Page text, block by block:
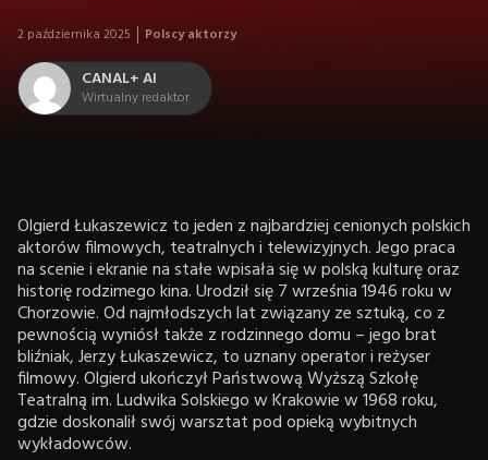
2 października 2025 Polscy aktorzy
CANAL+ AI
Wirtualny redaktor
Olgierd Łukaszewicz to jeden z najbardziej cenionych polskich
aktorów filmowych, teatralnych i telewizyjnych. Jego praca
na scenie i ekranie na stałe wpisała się w polską kulturę oraz
historię rodzimego kina. Urodził się 7 września 1946 roku w
Chorzowie. Od najmłodszych lat związany ze sztuką, co z
pewnością wyniósł także z rodzinnego domu – jego brat
bliźniak, Jerzy Łukaszewicz, to uznany operator i reżyser
filmowy. Olgierd ukończył Państwową Wyższą Szkołę
Teatralną im. Ludwika Solskiego w Krakowie w 1968 roku,
gdzie doskonalił swój warsztat pod opieką wybitnych
wykładowców.